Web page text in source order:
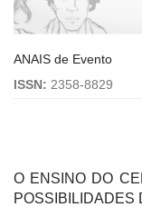
ANAIS de Evento
ISSN: 2358-8829
O ENSINO DO
POSSIBILIDADES